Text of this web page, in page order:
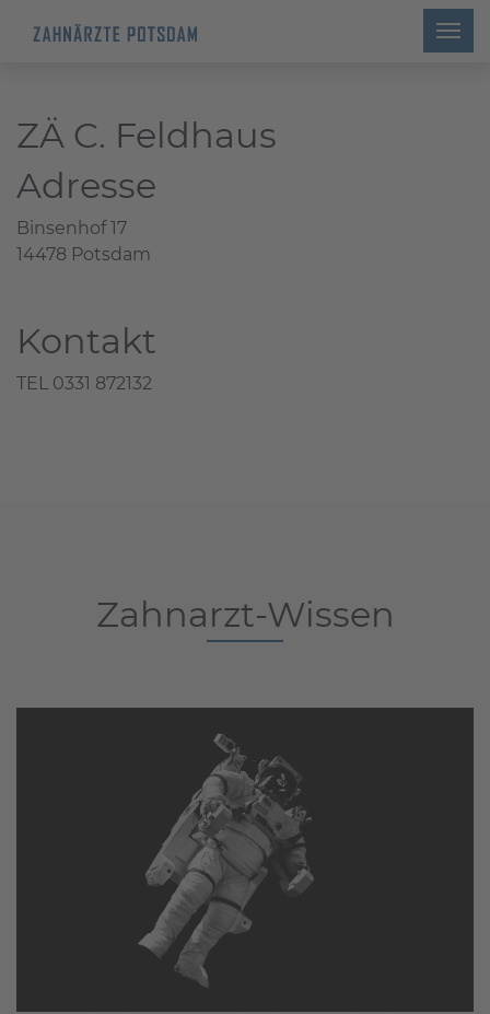
ZÄ C. Feldhaus
Adresse
Binsenhof 17
14478 Potsdam
Kontakt
TEL 0331 872132
Zahnarzt-Wissen